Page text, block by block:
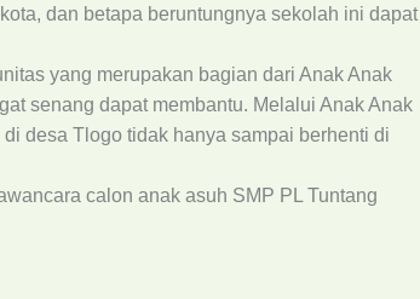
dan betapa beruntungnya sekolah ini dapat
yang merupakan bagian dari Anak Anak
senang dapat membantu. Melalui Anak Anak
desa Tlogo tidak hanya sampai berhenti di
calon anak asuh SMP PL Tuntang